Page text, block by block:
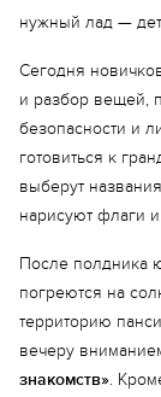
нужный лад —
Сегодня
и разбор вещей,
безопасности и
готовиться к
выберут
нарисуют флаги
После полдника
погреются на
территорию
вечеру
знакомств».